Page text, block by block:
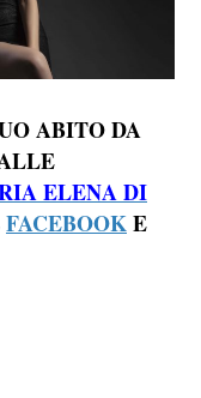
ABITO DA
ELENA DI
FACEBOOKE